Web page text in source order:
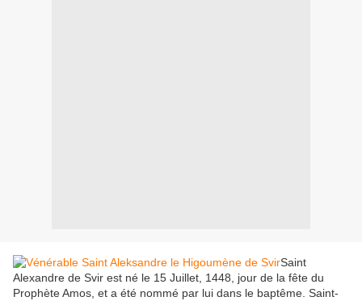
Saint
Alexandre de Svir est né le 15 Juillet, 1448, jour de la fête du
Prophète Amos, et a été nommé par lui dans le baptême. Saint-